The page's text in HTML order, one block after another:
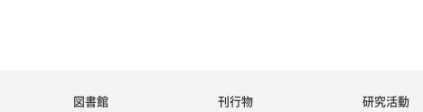
図書館 刊行物 研究活動